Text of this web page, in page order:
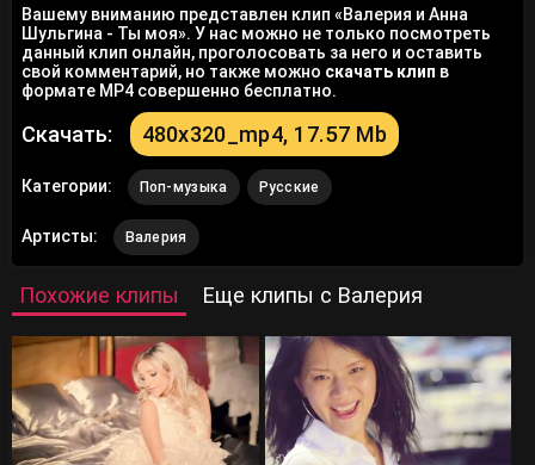
Вашему вниманию представлен клип «Валерия и Анна
Шульгина - Ты моя». У нас можно не только посмотреть
данный клип онлайн, проголосовать за него и оставить
свой комментарий, но также можно скачать клип в
формате MP4 совершенно бесплатно.
Скачать: 480x320_mp4, 17.57 Mb
Категории: Поп-музыка Русские
Артисты: Валерия
Похожие клипы Еще клипы с Валерия